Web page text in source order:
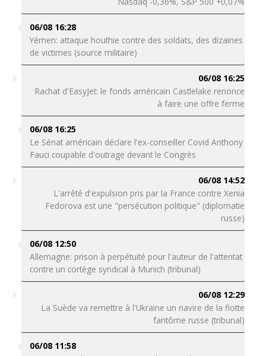
06/08 16:28
Yémen: attaque houthie contre des soldats, des dizaines
de victimes (source militaire)
06/08 16:25
Rachat d'EasyJet: le fonds américain Castlelake renonce
à faire une offre ferme
06/08 16:25
Le Sénat américain déclare l'ex-conseiller Covid Anthony
Fauci coupable d'outrage devant le Congrès
06/08 14:52
L'arrêté d'expulsion pris par la France contre Xenia
Fedorova est une "persécution politique" (diplomatie
russe)
06/08 12:50
Allemagne: prison à perpétuité pour l'auteur de l'attentat
contre un cortège syndical à Munich (tribunal)
06/08 12:29
La Suède va remettre à l'Ukraine un navire de la flotte
fantôme russe (tribunal)
06/08 11:58